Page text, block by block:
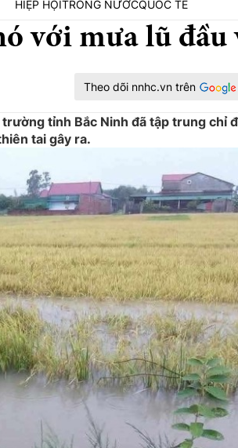
HIỆP HỘITRONG NƯỚCQUỐC TẾ
với mưa lũ đầu
Theo dõi nnhc.vn trên
tỉnh Bắc Ninh đã tập trung chỉ
tai gây ra.